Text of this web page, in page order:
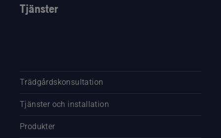
Tjänster
Trädgårdskonsultation
Tjänster och installation
Produkter